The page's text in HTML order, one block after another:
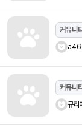
커뮤니
커뮤니
큐리